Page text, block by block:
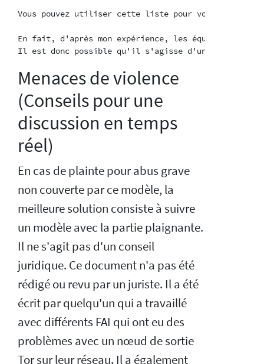
Vous pouvez utiliser cette liste pour vous aider à
En fait, d'après mon expérience, les équipes de
Menaces de violence
(Conseils pour une
discussion en temps
réel)
En cas de plainte pour abus grave
non couverte par ce modèle, la
meilleure solution consiste à suivre
un modèle avec la partie plaignante.
Il ne s'agit pas d'un conseil
juridique. Ce document n'a pas été
rédigé ou revu par un juriste. Il a été
écrit par quelqu'un qui a travaillé
avec différents FAI qui ont eu des
problèmes avec un nœud de sortie
Tor sur leur réseau. Il a également